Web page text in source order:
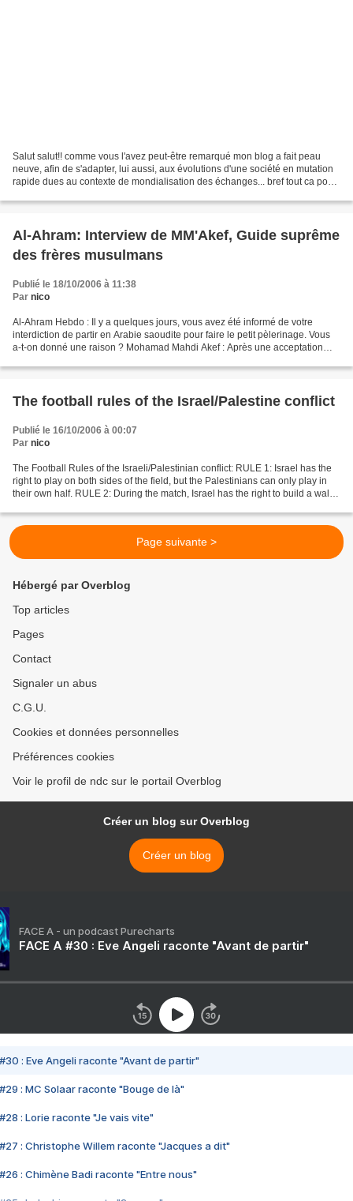
Salut salut!! comme vous l'avez peut-être remarqué mon blog a fait peau
neuve, afin de s'adapter, lui aussi, aux évolutions d'une société en mutation
rapide dues au contexte de mondialisation des échanges... bref tout ca pour
Al-Ahram: Interview de MM'Akef, Guide suprême
des frères musulmans
Publié le 18/10/2006 à 11:38
Par nico
Al-Ahram Hebdo : Il y a quelques jours, vous avez été informé de votre
interdiction de partir en Arabie saoudite pour faire le petit pèlerinage. Vous
a-t-on donné une raison ? Mohamad Mahdi Akef : Après une acceptation
The football rules of the Israel/Palestine conflict
Publié le 16/10/2006 à 00:07
Par nico
The Football Rules of the Israeli/Palestinian conflict: RULE 1: Israel has the
right to play on both sides of the field, but the Palestinians can only play in
their own half. RULE 2: During the match, Israel has the right to build a wall
Page suivante >
Hébergé par Overblog
Top articles
Pages
Contact
Signaler un abus
C.G.U.
Cookies et données personnelles
Préférences cookies
Voir le profil de ndc sur le portail Overblog
Créer un blog sur Overblog
Créer un blog
FACE A - un podcast Purecharts
FACE A #30 : Eve Angeli raconte "Avant de partir"
#30 : Eve Angeli raconte "Avant de partir"
#29 : MC Solaar raconte "Bouge de là"
#28 : Lorie raconte "Je vais vite"
#27 : Christophe Willem raconte "Jacques a dit"
#26 : Chimène Badi raconte "Entre nous"